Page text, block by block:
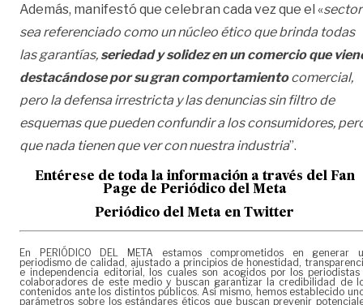
Además, manifestó que celebran cada vez que el «sector
sea referenciado como un núcleo ético que brinda todas
las garantías, seriedad y solidez en un comercio que
destacándose por su gran comportamientocomercial,
pero la defensa irrestricta y las denuncias sin filtro de
esquemas que pueden confundir a los consumidores,
que nada tienen que ver con nuestra industria”.
Entérese de toda la información a través del Fan
Page de Periódico del Meta
Periódico del Meta en Twitter
En PERIÓDICO DEL META estamos comprometidos en generar
periodismo de calidad, ajustado a principios de honestidad,
e independencia editorial, los cuales son acogidos por los periodistas
colaboradores de este medio y buscan garantizar la credibilidad de
contenidos ante los distintos públicos. Así mismo, hemos establecido
parámetros sobre los estándares éticos que buscan prevenir